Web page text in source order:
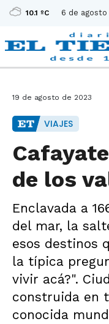
10.1 ºC 6 de
19 de agosto de 2023
VIAJES
de los
Enclavada a
del mar, la
esos destinos
la típica
vivir acá?".
construida en
conocida